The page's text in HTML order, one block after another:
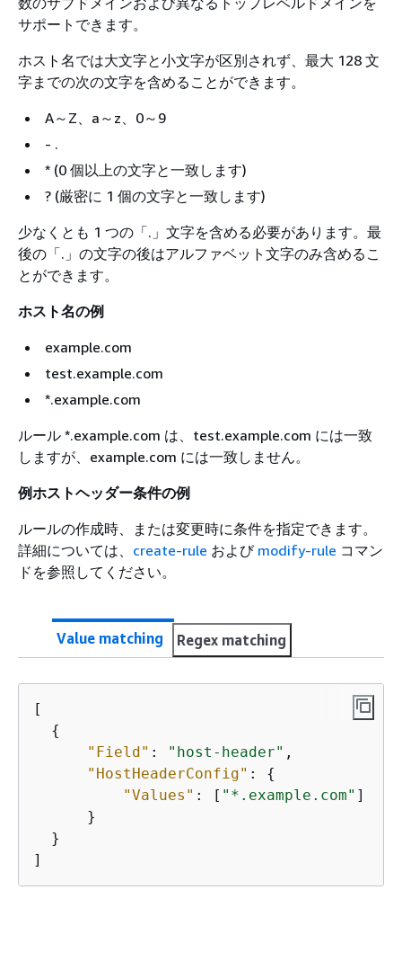
サポートできます。
ホスト名では大文字と小文字が区別されず、最大 128 文
字までの次の文字を含めることができます。
A～Z、a～z、0～9
- .
* (0 個以上の文字と一致します)
? (厳密に 1 個の文字と一致します)
少なくとも 1 つの「.」文字を含める必要があります。最
後の「.」の文字の後はアルファベット文字のみ含めるこ
とができます。
ホスト名の例
example.com
test.example.com
*.example.com
ルール *.example.com は、test.example.com には一致
しますが、example.com には一致しません。
例ホストヘッダー条件の例
ルールの作成時、または変更時に条件を指定できます。
詳細については、 create-rule および modify-rule コマン
ドを参照してください。
Value matching Regex matching
[
{
"Field" : "host-header" ,
"HostHeaderConfig" : {
"Values" : [ "*.example.com" ]
      }
  }
]